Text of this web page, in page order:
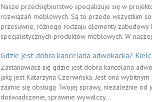
Nasze przedsiębiorstwo specjalizuje się w
rozwiązań meblowych. Są to przede wszystkim
przesuwne, różnego rodzaju elementy zabudowy
specjalistycznych produktów meblowych. W
Gdzie jest dobra kancelaria adwokacka?
Zastanawiasz się gdzie jest dobra kancelaria
jaką jest Katarzyna Czerwińska. Jest ona
zajmie się obsługą Twojej sprawy, niezależnie od
doświadczenie, sprawnie wywalczy...